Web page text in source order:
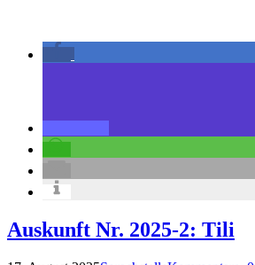
Auskunft Nr. 2025-2: Tili